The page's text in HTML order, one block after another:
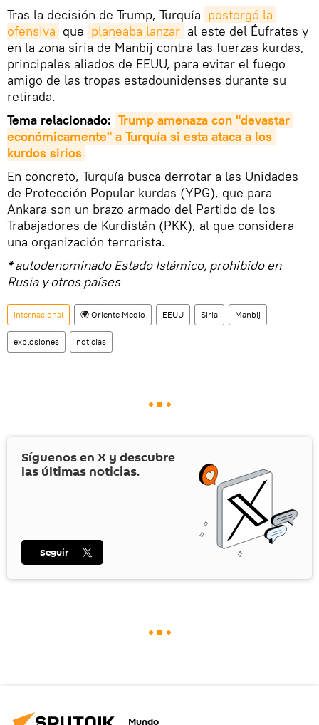
Tras la decisión de Trump, Turquía postergó la
ofensiva que planeaba lanzar al este del Éufrates y
en la zona siria de Manbij contra las fuerzas kurdas,
principales aliados de EEUU, para evitar el fuego
amigo de las tropas estadounidenses durante su
retirada.
Tema relacionado: Trump amenaza con "devastar
económicamente" a Turquía si esta ataca a los
kurdos sirios
En concreto, Turquía busca derrotar a las Unidades
de Protección Popular kurdas (YPG), que para
Ankara son un brazo armado del Partido de los
Trabajadores de Kurdistán (PKK), al que considera
una organización terrorista.
*autodenominado Estado Islámico, prohibido en
Rusia y otros países
Internacional 🌍 Oriente Medio EEUU Siria Manbij
explosiones noticias
Síguenos en X y descubre
las últimas noticias.
Seguir
Mundo